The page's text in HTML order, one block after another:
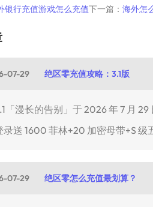
银行充值游戏怎么充值下一篇： 海外怎
07-29 绝区零充值攻略：3.1版
「漫长的告别」于 2026 年 7 月
录送 1600 菲林+20 加密母带+S 级
07-29 绝区零怎么充值最划算？